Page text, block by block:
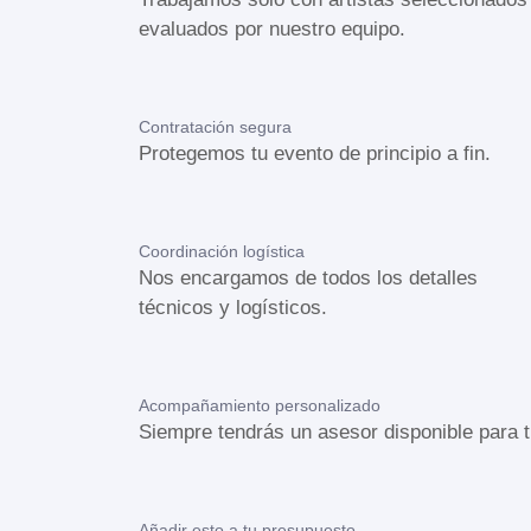
evaluados por nuestro equipo.
Contratación segura
Protegemos tu evento de principio a fin.
Coordinación logística
Nos encargamos de todos los detalles
técnicos y logísticos.
Acompañamiento personalizado
Siempre tendrás un asesor disponible para